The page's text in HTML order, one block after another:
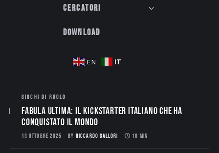
Cercatori
Download
EN IT
GIOCHI DI RUOLO
Fabula Ultima: il Kickstarter italiano che ha
conquistato il mondo
13 OTTOBRE 2025 BY RICCARDO GALLORI 10 MIN